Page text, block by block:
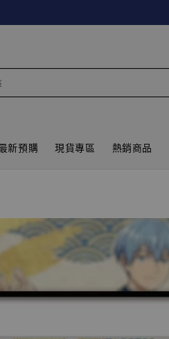
新預購 現貨專區 熱銷商品